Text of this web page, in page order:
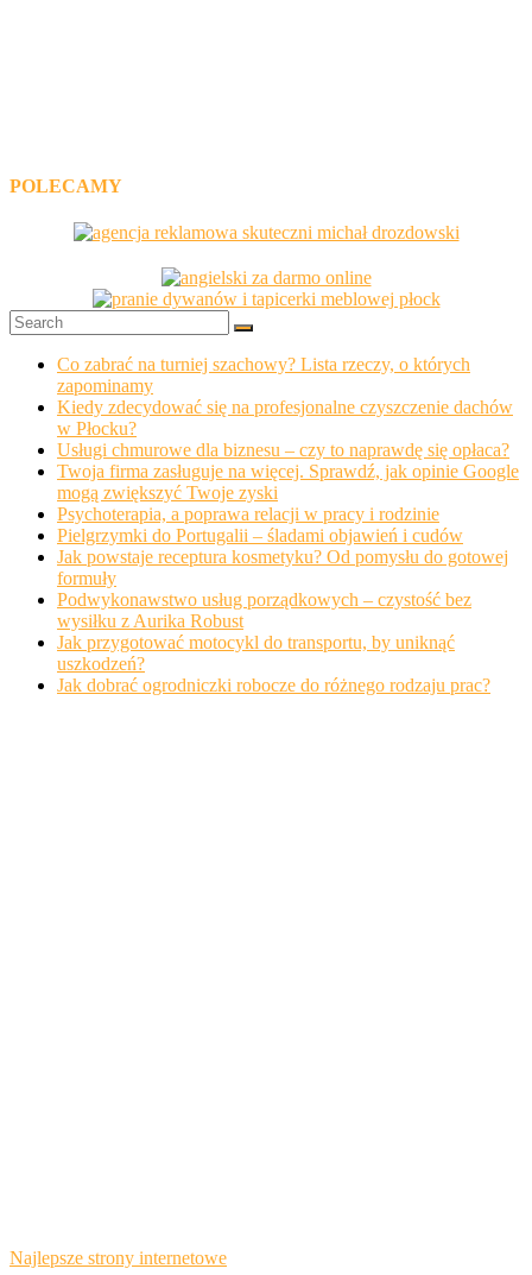
POLECAMY
Co zabrać na turniej szachowy? Lista rzeczy, o których
zapominamy
Kiedy zdecydować się na profesjonalne czyszczenie dachów
w Płocku?
Usługi chmurowe dla biznesu – czy to naprawdę się opłaca?
Twoja firma zasługuje na więcej. Sprawdź, jak opinie Google
mogą zwiększyć Twoje zyski
Psychoterapia, a poprawa relacji w pracy i rodzinie
Pielgrzymki do Portugalii – śladami objawień i cudów
Jak powstaje receptura kosmetyku? Od pomysłu do gotowej
formuły
Podwykonawstwo usług porządkowych – czystość bez
wysiłku z Aurika Robust
Jak przygotować motocykl do transportu, by uniknąć
uszkodzeń?
Jak dobrać ogrodniczki robocze do różnego rodzaju prac?
Najlepsze strony internetowe